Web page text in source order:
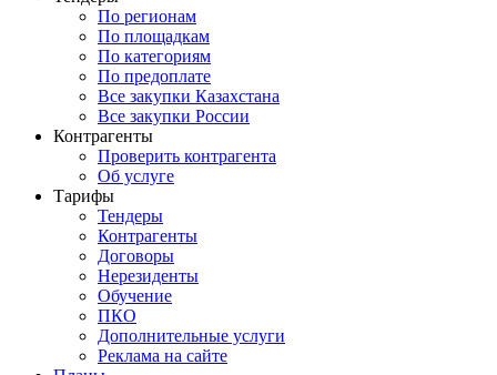
По регионам
По площадкам
По категориям
По предоплате
Все закупки Казахстана
Все закупки России
Контрагенты
Проверить контрагента
Об услуге
Тарифы
Тендеры
Контрагенты
Договоры
Нерезиденты
Обучение
ПКО
Дополнительные услуги
Реклама на сайте